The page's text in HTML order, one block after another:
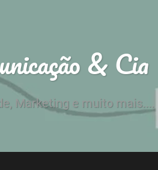
& Cia
Marketing e muito mais....